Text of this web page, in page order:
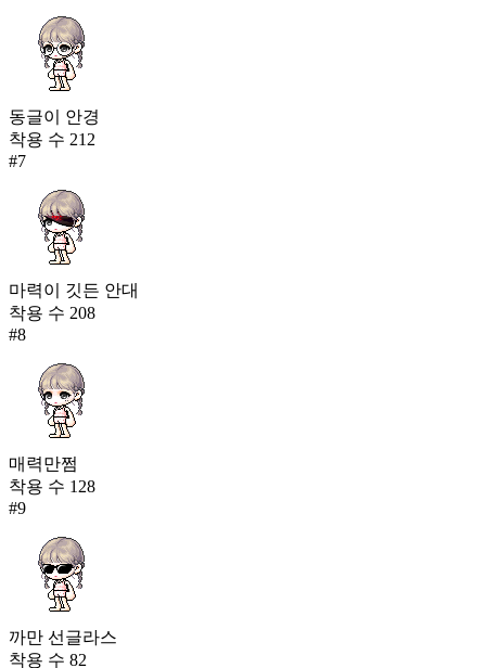
동글이 안경
착용 수 212
#7
마력이 깃든 안대
착용 수 208
#8
매력만쩜
착용 수 128
#9
까만 선글라스
착용 수 82